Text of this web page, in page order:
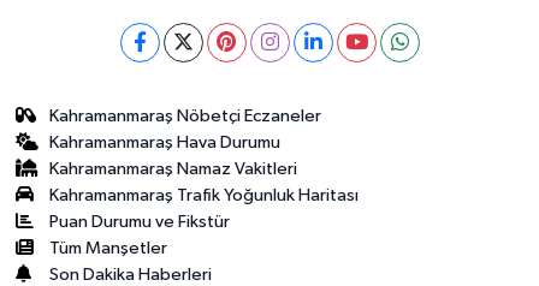
Kahramanmaraş Nöbetçi Eczaneler
Kahramanmaraş Hava Durumu
Kahramanmaraş Namaz Vakitleri
Kahramanmaraş Trafik Yoğunluk Haritası
Puan Durumu ve Fikstür
Tüm Manşetler
Son Dakika Haberleri